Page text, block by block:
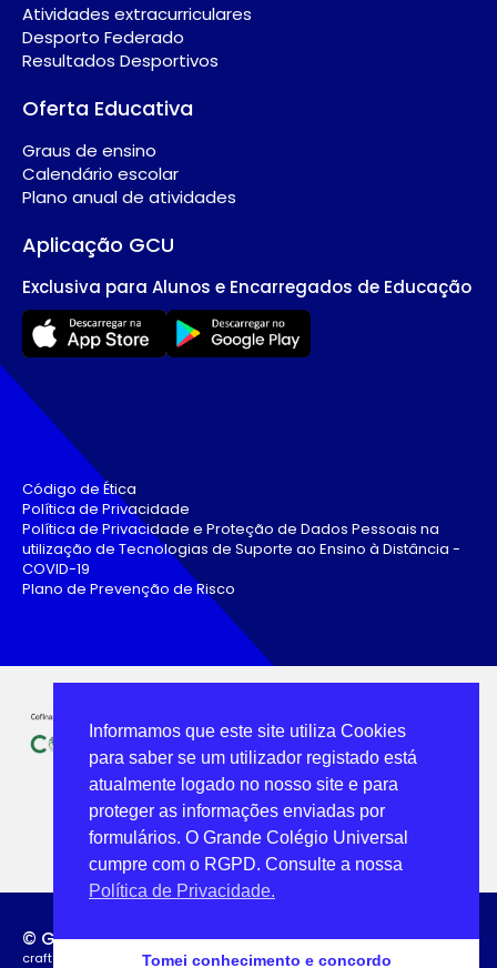
Atividades extracurriculares
Desporto Federado
Resultados Desportivos
Oferta Educativa
Graus de ensino
Calendário escolar
Plano anual de atividades
Aplicação GCU
Exclusiva para Alunos e Encarregados de Educação
Código de Ética
Política de Privacidade
Política de Privacidade e Proteção de Dados Pessoais na
utilização de Tecnologias de Suporte ao Ensino à Distância -
COVID-19
Plano de Prevenção de Risco
© Grande Colégio Universal
crafted by: provider.pt | web artisans
Informamos que este site utiliza Cookies
para saber se um utilizador registado está
atualmente logado no nosso site e para
proteger as informações enviadas por
formulários. O Grande Colégio Universal
cumpre com o RGPD. Consulte a nossa
Política de Privacidade.
Tomei conhecimento e concordo